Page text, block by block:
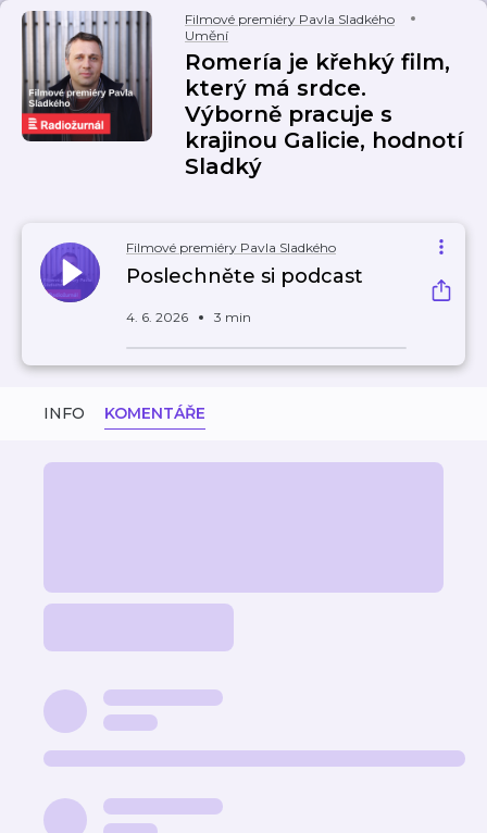
Filmové premiéry Pavla Sladkého
Umění
Romería je křehký film,
který má srdce.
Výborně pracuje s
krajinou Galicie, hodnotí
Sladký
Filmové premiéry Pavla Sladkého
Poslechněte si podcast
4. 6. 2026 3 min
INFO KOMENTÁŘE